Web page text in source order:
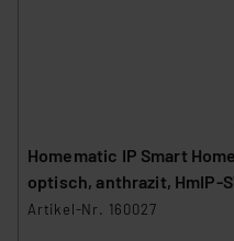
Homematic IP Smart
optisch, anthrazit, HmIP-
Artikel-Nr. 160027